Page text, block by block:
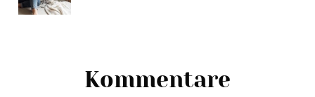
Kommentare